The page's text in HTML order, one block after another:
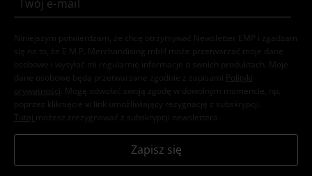
Niniejszym potwierdzam, że chcę otrzymywać Newsletter EMP i zgadzam
się na to, że E.M.P. Merchandising mbH może przetwarzać moje dane
osobowe i wysyłać mi regularnie informacje o swoich produktach. Moje
dane osobowe będą przetwarzane zgodnie z zapisami
Polityki
prywatności . Mogę odwołać swoją zgodę w dowolnym momencie, np.
poprzez kliknięcie w link umożliwiający rezygnację z subskrypcji.
Tutaj możesz zrezygnować z subskrypcji newslettera.
Zapisz się